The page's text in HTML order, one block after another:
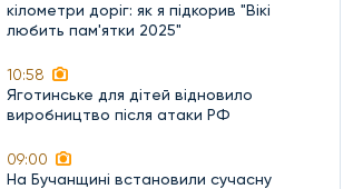
кілометри доріг: як я підкорив "Вікі
любить пам'ятки 2025"
10:58
Яготинське для дітей відновило
виробництво після атаки РФ
09:00
На Бучанщині встановили сучасну